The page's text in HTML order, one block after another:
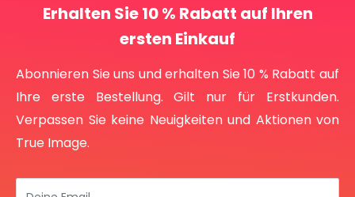
Erhalten Sie 10 % Rabatt auf Ihren
ersten Einkauf
Abonnieren Sie uns und erhalten Sie 10 % Rabatt auf
Ihre erste Bestellung. Gilt nur für Erstkunden.
Verpassen Sie keine Neuigkeiten und Aktionen von
True Image.